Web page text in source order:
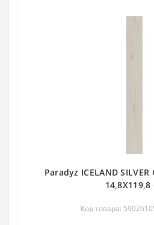
Paradyz ICELAND SILVER
14,8X119,8
Код товара: